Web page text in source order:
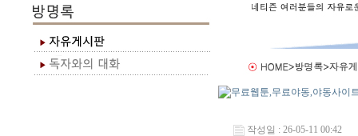
작성일 : 26-05-11 00:42